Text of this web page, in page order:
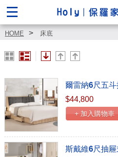
HOME 床底
爾雷納6尺五
$44,800
+ 加入購物車
斯戴維6尺抽